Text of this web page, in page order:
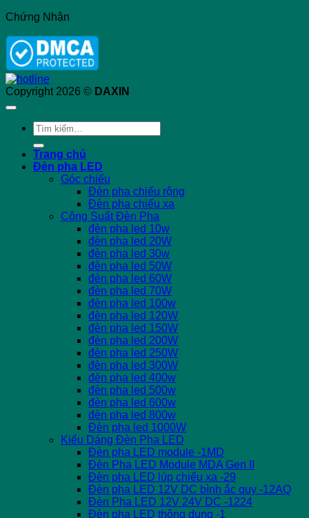
Chứng Nhận
Copyright 2026 © DAXIN
Tìm
kiếm:
Trang chủ
Đèn pha LED
Góc chiếu
Đèn pha chiếu rộng
Đèn pha chiếu xa
Công Suất Đèn Pha
đèn pha led 10w
đèn pha led 20W
đèn pha led 30w
đèn pha led 50W
đèn pha led 60W
đèn pha led 70W
đèn pha led 100w
đèn pha led 120W
đèn pha led 150W
đèn pha led 200W
đèn pha led 250W
đèn pha led 300W
đèn pha led 400w
đèn pha led 500w
đèn pha led 600w
đèn pha led 800w
Đèn pha led 1000W
Kiểu Dáng Đèn Pha LED
Đèn pha LED module -1MD
Đèn Pha LED Module MDA Gen II
Đèn pha LED lúp chiếu xa -29
Đèn pha LED 12V DC bình ắc quy -12AQ
Đèn Pha LED 12V 24V DC -1224
Đèn pha LED thông dụng -1